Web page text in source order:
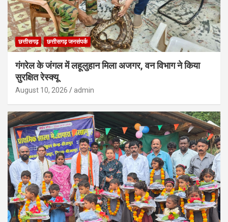
छत्तीसगढ़ छत्तीसगढ़ जनसंपर्क
गंगरेल के जंगल में लहूलुहान मिला अजगर, वन विभाग ने किया
सुरक्षित रेस्क्यू
August 10, 2026 admin